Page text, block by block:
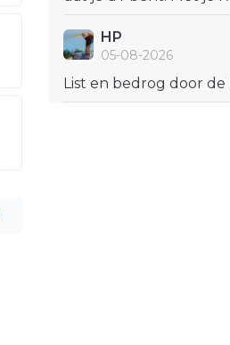
HP
05-08-2026
List en bedrog door de